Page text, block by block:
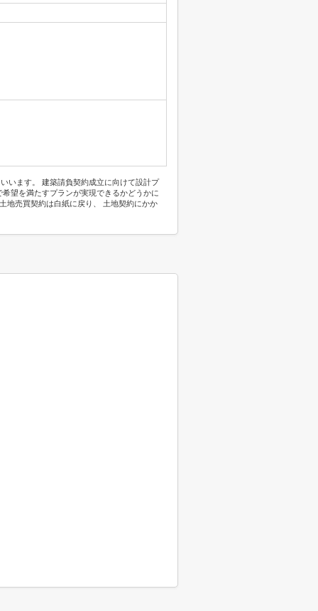
います。 建築請負契約成立に向けて設計プ
望を満たすプランが実現できるかどうかに
地売買契約は白紙に戻り、 土地契約にかか